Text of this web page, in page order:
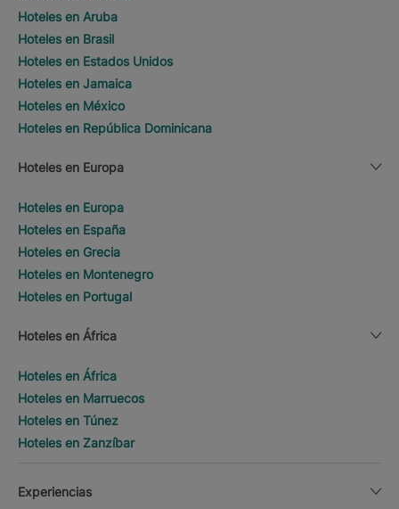
Hoteles en Aruba
Hoteles en Brasil
Hoteles en Estados Unidos
Hoteles en Jamaica
Hoteles en México
Hoteles en República Dominicana
Hoteles en Europa
Hoteles en Europa
Hoteles en España
Hoteles en Grecia
Hoteles en Montenegro
Hoteles en Portugal
Hoteles en África
Hoteles en África
Hoteles en Marruecos
Hoteles en Túnez
Hoteles en Zanzíbar
Experiencias